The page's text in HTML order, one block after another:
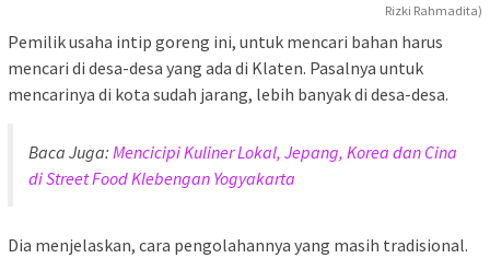
Rizki Rahmadita)
Pemilik usaha intip goreng ini, untuk mencari bahan harus
mencari di desa-desa yang ada di Klaten. Pasalnya untuk
mencarinya di kota sudah jarang, lebih banyak di desa-desa.
Baca Juga: Mencicipi Kuliner Lokal, Jepang, Korea dan Cina
di Street Food Klebengan Yogyakarta
Dia menjelaskan, cara pengolahannya yang masih tradisional.